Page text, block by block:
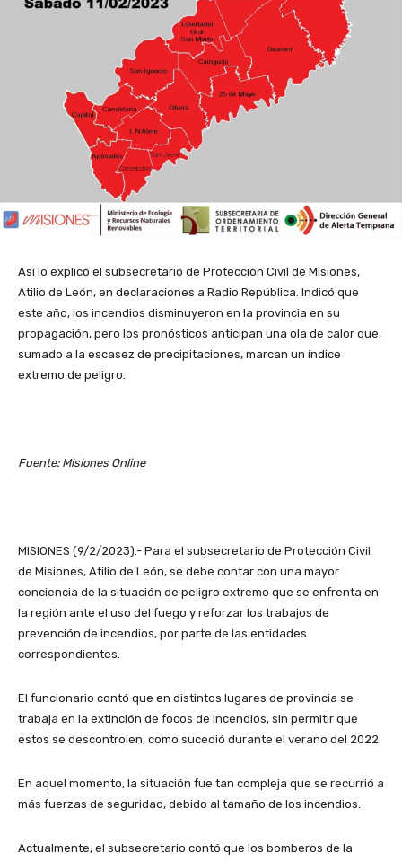
Así lo explicó el subsecretario de Protección Civil de Misiones,
Atilio de León, en declaraciones a Radio República. Indicó que
este año, los incendios disminuyeron en la provincia en su
propagación, pero los pronósticos anticipan una ola de calor que,
sumado a la escasez de precipitaciones, marcan un índice
extremo de peligro.
Fuente: Misiones Online
MISIONES (9/2/2023).- Para el subsecretario de Protección Civil
de Misiones, Atilio de León, se debe contar con una mayor
conciencia de la situación de peligro extremo que se enfrenta en
la región ante el uso del fuego y reforzar los trabajos de
prevención de incendios, por parte de las entidades
correspondientes.
El funcionario contó que en distintos lugares de provincia se
trabaja en la extinción de focos de incendios, sin permitir que
estos se descontrolen, como sucedió durante el verano del 2022.
En aquel momento, la situación fue tan compleja que se recurrió a
más fuerzas de seguridad, debido al tamaño de los incendios.
Actualmente, el subsecretario contó que los bomberos de la